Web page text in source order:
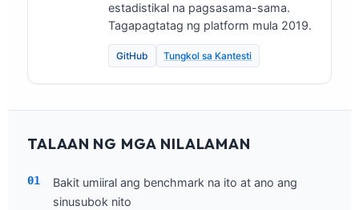
estadistikal na pagsasama-sama.
Tagapagtatag ng platform mula 2019.
GitHub Tungkol sa Kantesti
TALAAN NG MGA NILALAMAN
Bakit umiiral ang benchmark na ito at ano ang
sinusubok nito